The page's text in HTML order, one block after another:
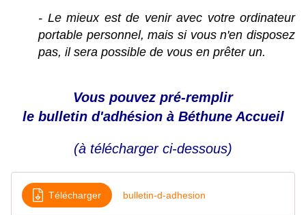
- Le mieux est de venir avec votre ordinateur
portable personnel, mais si vous n'en disposez
pas, il sera possible de vous en prêter un.
Vous pouvez pré-remplir
le bulletin d'adhésion à Béthune Accueil
(à télécharger ci-dessous)
Télécharger bulletin-d-adhesion